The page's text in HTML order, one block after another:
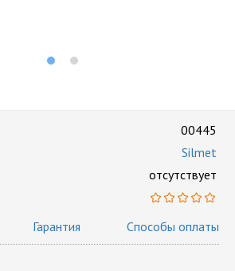
00445
Silmet
отсутствует
Гарантия Способы оплаты